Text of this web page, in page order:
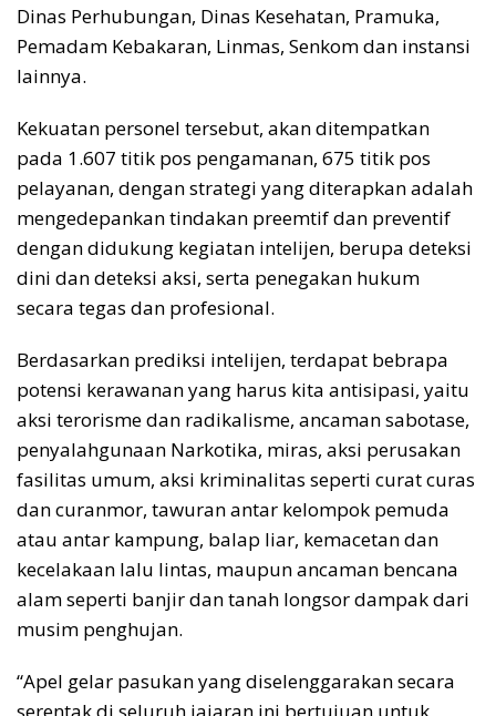
Dinas Perhubungan, Dinas Kesehatan, Pramuka,
Pemadam Kebakaran, Linmas, Senkom dan instansi
lainnya.
Kekuatan personel tersebut, akan ditempatkan
pada 1.607 titik pos pengamanan, 675 titik pos
pelayanan, dengan strategi yang diterapkan adalah
mengedepankan tindakan preemtif dan preventif
dengan didukung kegiatan intelijen, berupa deteksi
dini dan deteksi aksi, serta penegakan hukum
secara tegas dan profesional.
Berdasarkan prediksi intelijen, terdapat bebrapa
potensi kerawanan yang harus kita antisipasi, yaitu
aksi terorisme dan radikalisme, ancaman sabotase,
penyalahgunaan Narkotika, miras, aksi perusakan
fasilitas umum, aksi kriminalitas seperti curat curas
dan curanmor, tawuran antar kelompok pemuda
atau antar kampung, balap liar, kemacetan dan
kecelakaan lalu lintas, maupun ancaman bencana
alam seperti banjir dan tanah longsor dampak dari
musim penghujan.
“Apel gelar pasukan yang diselenggarakan secara
serentak di seluruh jajaran ini bertujuan untuk